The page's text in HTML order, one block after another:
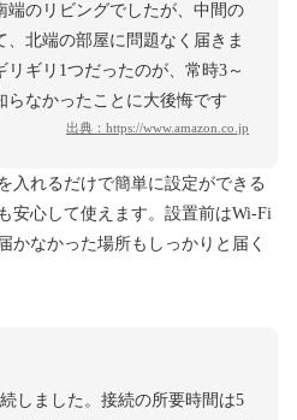
端のリビングでしたが、中間の
、北端の部屋に問題なく届きま
リギリ1つだったのが、常時3～
らなかったことに大後悔です
出典： https://www.amazon.co.jp
入れるだけで簡単に設定ができる
安心して使えます。設置前はWi-Fi
かなかった場所もしっかりと届く
しました。接続の所要時間は5